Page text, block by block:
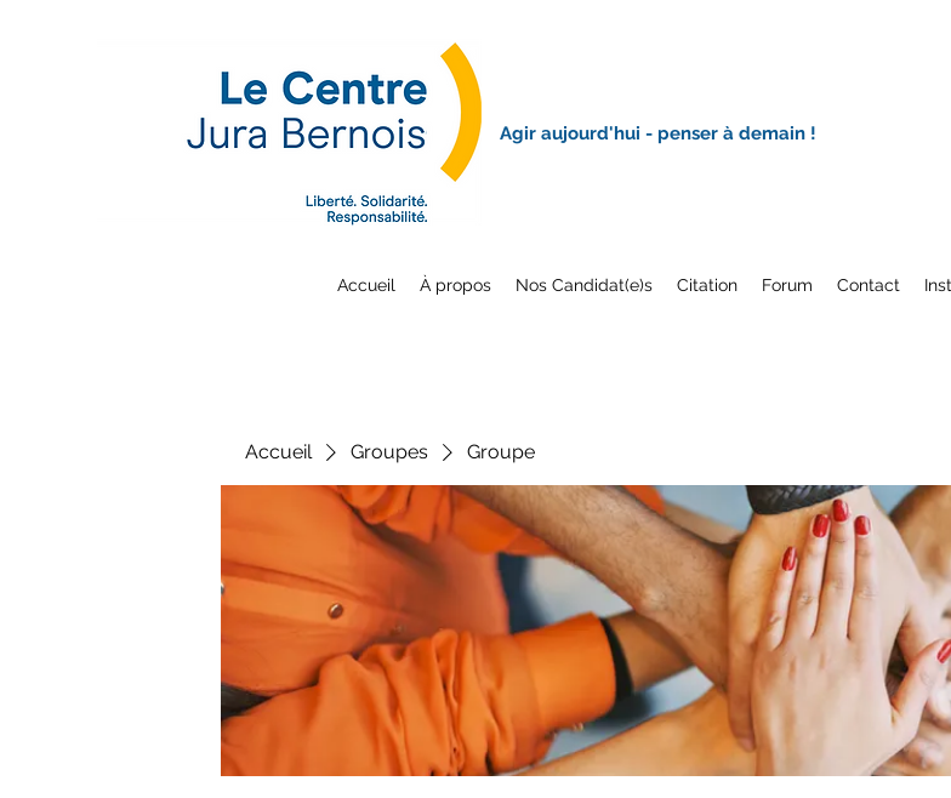
Agir aujourd'hui - penser à demain !
Accueil À propos Nos Candidat(e)s Citation Forum Contact
Accueil Groupes Groupe